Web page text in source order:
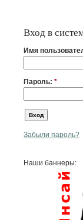
Вход в
Имя
Пароль: *
Забыли пароль?
Наши баннеры: